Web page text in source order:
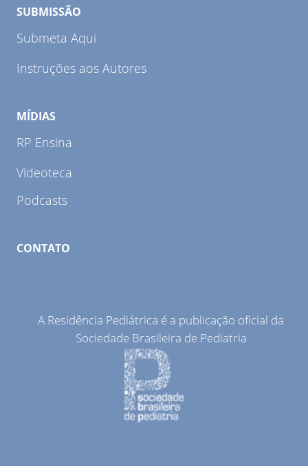
SUBMISSÃO
Submeta Aqui
Instruções aos Autores
MÍDIAS
RP Ensina
Videoteca
Podcasts
CONTATO
A Residência Pediátrica é a publicação oficial da
Sociedade Brasileira de Pediatria